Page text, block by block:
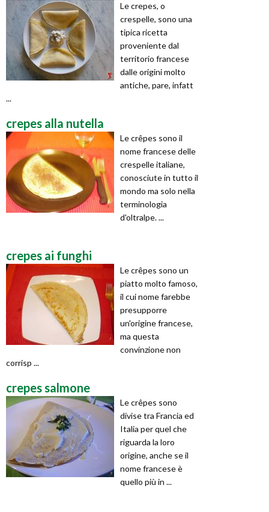
Le crepes, o
crespelle, sono una
tipica ricetta
proveniente dal
territorio francese
dalle origini molto
antiche, pare, infatt
...
crepes alla nutella
Le crêpes sono il
nome francese delle
crespelle italiane,
conosciute in tutto il
mondo ma solo nella
terminologia
d'oltralpe. ...
crepes ai funghi
Le crêpes sono un
piatto molto famoso,
il cui nome farebbe
presupporre
un'origine francese,
ma questa
convinzione non
corrisp ...
crepes salmone
Le crêpes sono
divise tra Francia ed
Italia per quel che
riguarda la loro
origine, anche se il
nome francese è
quello più in ...